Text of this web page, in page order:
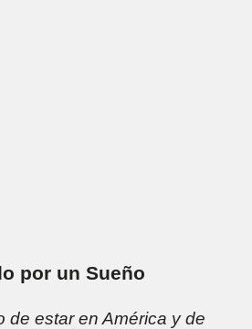
por un Sueño
de estar en América y de